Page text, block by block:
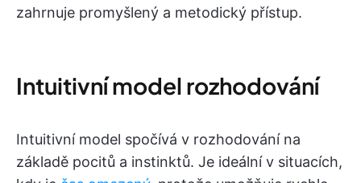
zahrnuje promyšlený a metodický přístup.
Intuitivní model rozhodování
Intuitivní model spočívá v rozhodování na
základě pocitů a instinktů. Je ideální v situacích,